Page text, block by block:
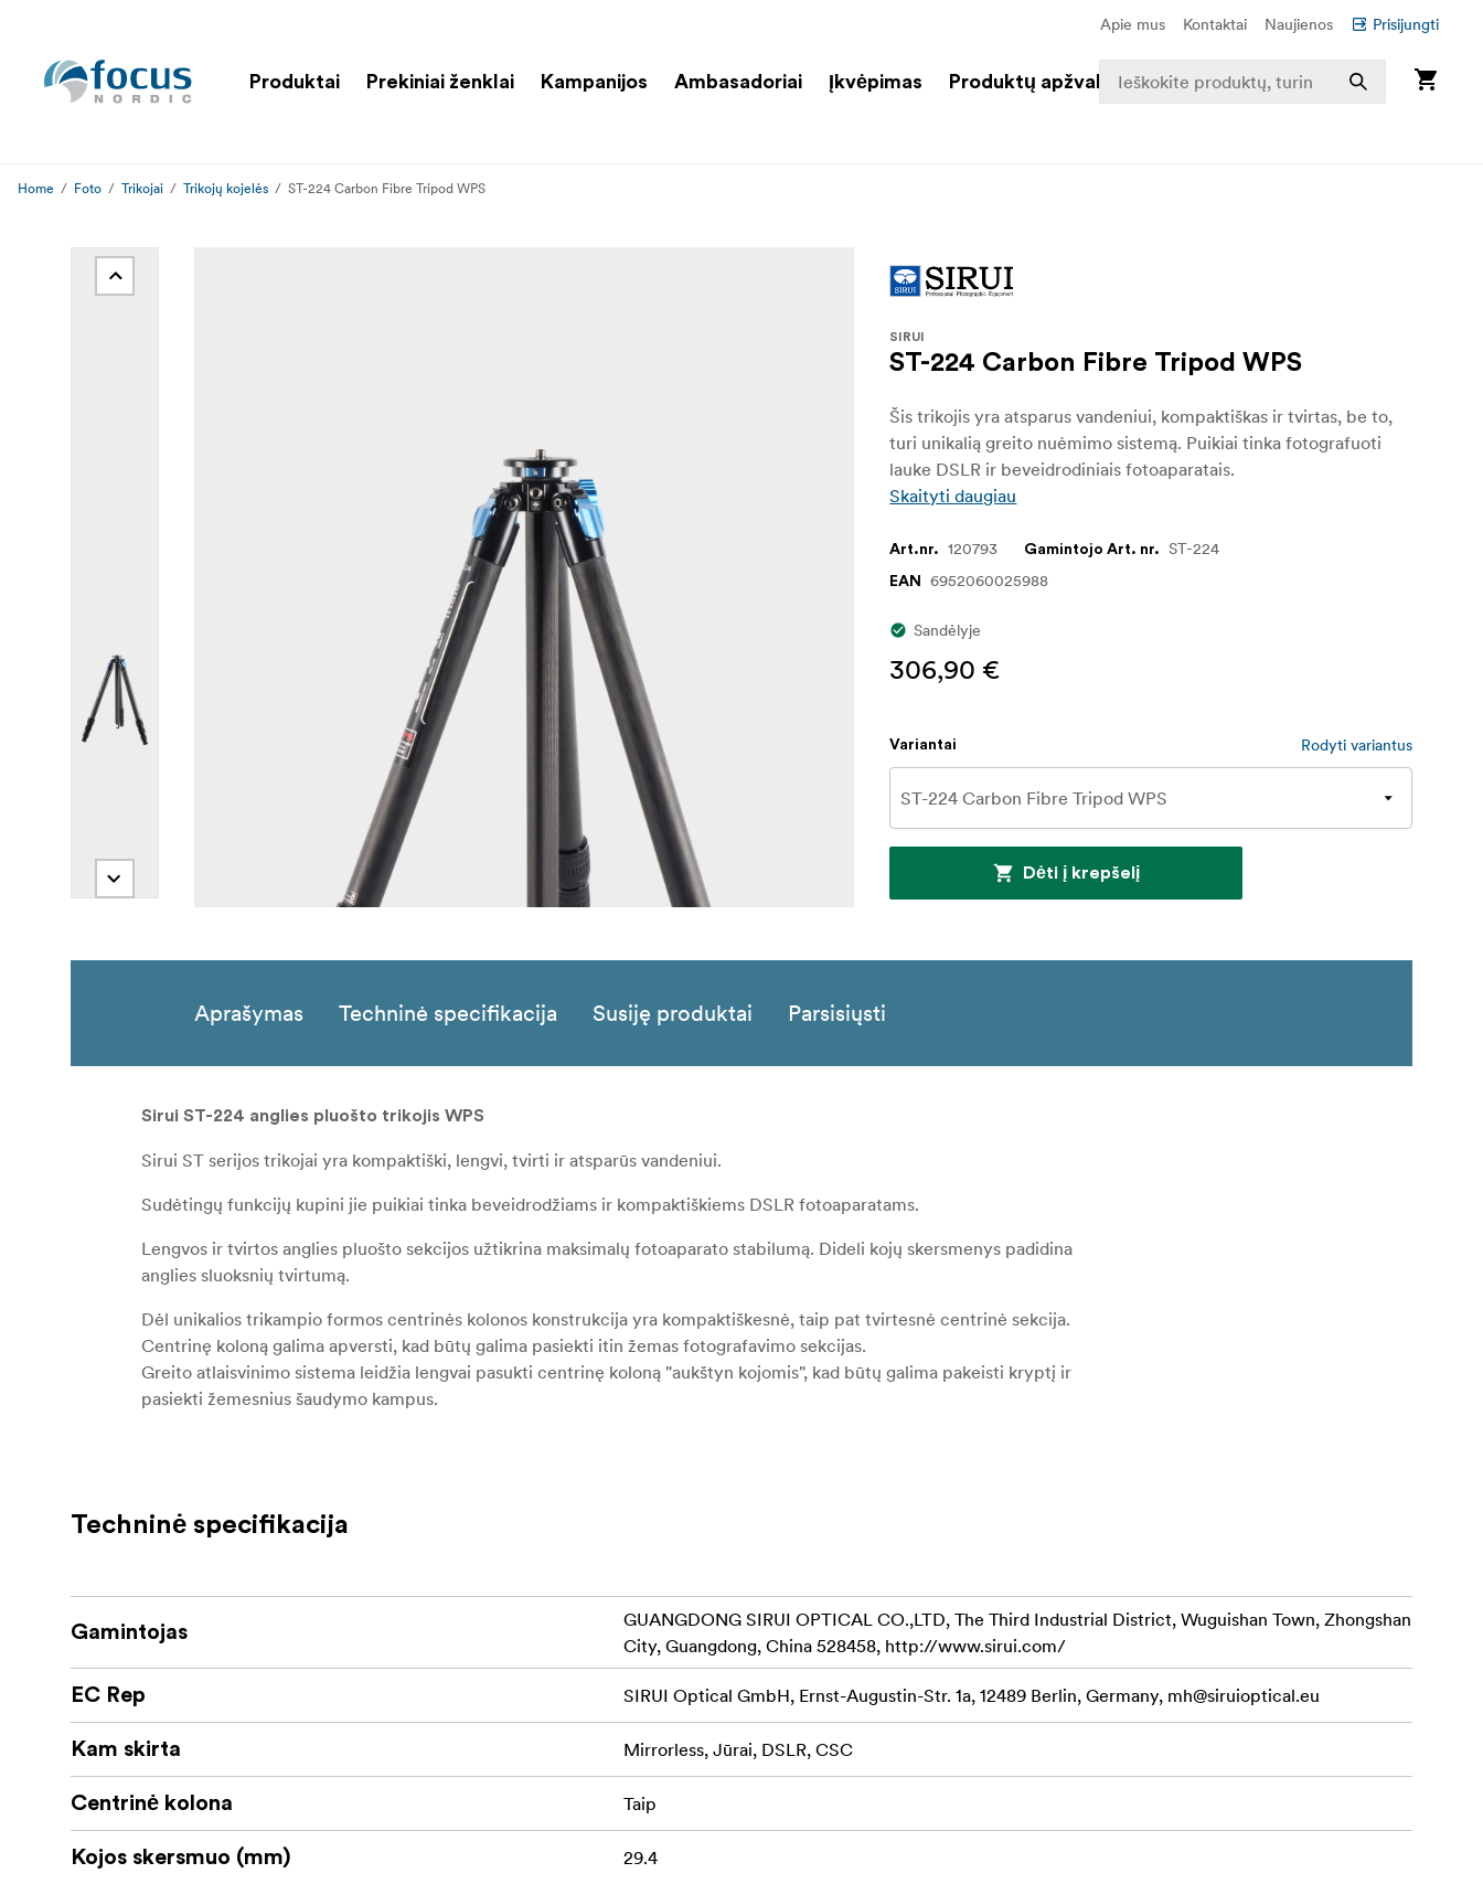
Apie mus Kontaktai Naujienos Prisijungti
Produktai Prekiniai ženklai Kampanijos Ambasadoriai Įkvėpimas Produktų apžvalga
Home Foto Trikojai Trikojų kojelės ST-224 Carbon Fibre Tripod WPS
SIRUI
ST-224 Carbon Fibre Tripod WPS
Šis trikojis yra atsparus vandeniui, kompaktiškas ir tvirtas, be to,
turi unikalią greito nuėmimo sistemą. Puikiai tinka fotografuoti
lauke DSLR ir beveidrodiniais fotoaparatais.
Skaityti daugiau
Art.nr. 120793 Gamintojo Art. nr. ST-224
EAN 6952060025988
Sandėlyje
306,90 €
Variantai Rodyti variantus
Dėti į krepšelį
Aprašymas Techninė specifikacija Susiję produktai Parsisiųsti
Sirui ST-224 anglies pluošto trikojis WPS
Sirui ST serijos trikojai yra kompaktiški, lengvi, tvirti ir atsparūs vandeniui.
Sudėtingų funkcijų kupini jie puikiai tinka beveidrodžiams ir kompaktiškiems DSLR fotoaparatams.
Lengvos ir tvirtos anglies pluošto sekcijos užtikrina maksimalų fotoaparato stabilumą. Dideli kojų skersmenys padidina
anglies sluoksnių tvirtumą.
Dėl unikalios trikampio formos centrinės kolonos konstrukcija yra kompaktiškesnė, taip pat tvirtesnė centrinė sekcija.
Centrinę koloną galima apversti, kad būtų galima pasiekti itin žemas fotografavimo sekcijas.
Greito atlaisvinimo sistema leidžia lengvai pasukti centrinę koloną "aukštyn kojomis", kad būtų galima pakeisti kryptį ir
pasiekti žemesnius šaudymo kampus.
Papildomų priedų prievadai:
Per 1/4" ir 3/8" priedų prievadus prie trikojo galima tvirtinti įvairius priedus.
Šis trikojis turi keičiamas gumines kojeles ir metalinius smaigalius bei 4 sekcijų kojas.
Techninė specifikacija
Gamintojas
GUANGDONG SIRUI OPTICAL CO.,LTD, The Third Industrial District, Wuguishan Town, Zhongshan
City, Guangdong, China 528458, http://www.sirui.com/
EC Rep SIRUI Optical GmbH, Ernst-Augustin-Str. 1a, 12489 Berlin, Germany, mh@siruioptical.eu
Kam skirta Mirrorless, Jūrai, DSLR, CSC
Centrinė kolona Taip
Kojos skersmuo (mm) 29.4